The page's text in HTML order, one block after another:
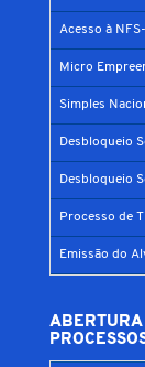
Acesso à
Micro
Simples
Desbloqueio
Desbloqueio
Processo de
Emissão do
ABERTURA